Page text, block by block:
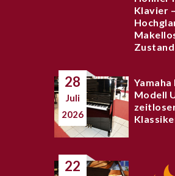
Klavier
Zustand
28
Juli
2026
Modell
22